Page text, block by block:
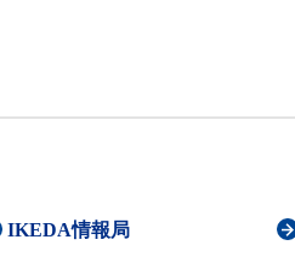
IKEDA情報局